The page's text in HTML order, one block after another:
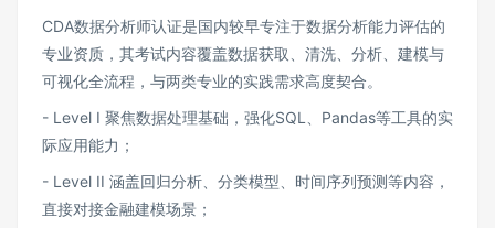
CDA数据分析师认证是国内较早专注于数据分析能力评估的
专业资质，其考试内容覆盖数据获取、清洗、分析、建模与
可视化全流程，与两类专业的实践需求高度契合。
- Level I 聚焦数据处理基础，强化SQL、Pandas等工具的实
际应用能力；
- Level II 涵盖回归分析、分类模型、时间序列预测等内容，
直接对接金融建模场景；